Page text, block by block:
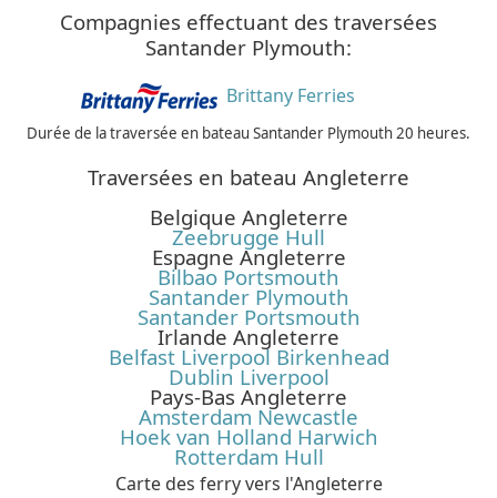
Compagnies effectuant des traversées
Santander Plymouth:
Brittany Ferries
Durée de la traversée en bateau Santander Plymouth 20 heures.
Traversées en bateau Angleterre
Belgique Angleterre
Zeebrugge Hull
Espagne Angleterre
Bilbao Portsmouth
Santander Plymouth
Santander Portsmouth
Irlande Angleterre
Belfast Liverpool Birkenhead
Dublin Liverpool
Pays-Bas Angleterre
Amsterdam Newcastle
Hoek van Holland Harwich
Rotterdam Hull
Carte des ferry vers l'Angleterre